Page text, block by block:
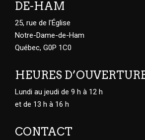
DE-HAM
25, rue de l'Église
Notre-Dame-de-Ham
Québec, G0P 1C0
HEURES
Lundi au jeudi de 9 h à 12 h
et de 13 h à 16 h
CONTACT